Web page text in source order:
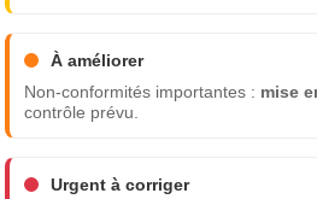
À améliorer
Non-conformités importantes : mise
contrôle prévu.
Urgent à corriger